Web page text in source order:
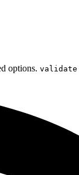
options. validate